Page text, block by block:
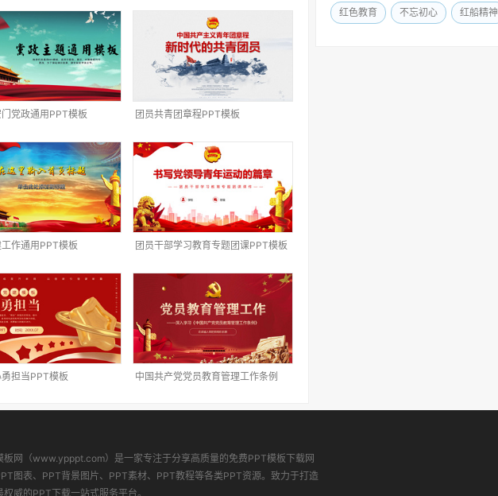
红色教育 不忘初心 红船精神
党政通用PPT模板 团员共青团章程PPT模板
作通用PPT模板 团员干部学习教育专题团课PPT模板
担当PPT模板
中国共产党党员教育管理工作条例
板网（www.ypppt.com）是一家专注于分享高质量的免费PPT模板下载网
图表、PPT背景图片、PPT素材、PPT教程等各类PPT资源。致力于打造
权威的PPT下载一站式服务平台。